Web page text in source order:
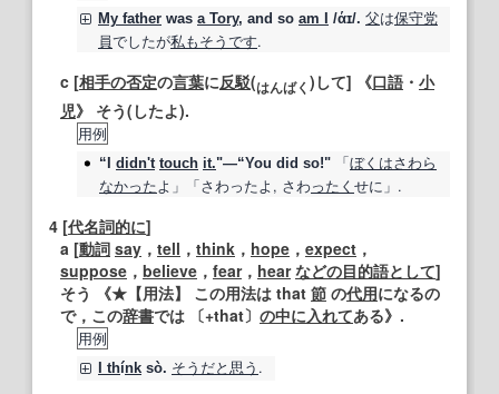
My father was a Tory, and so am I /άɪ/. 父は保守党
員でしたが私もそうです.
c [相手の否定の言葉に反駁(はんばく )して] 《口語 ・ 小
児》 そう(したよ).
用例
“I didn't touch it."—“You did so!" 「ぼくはさわら
なかったよ」「さわったよ, さわったく せに」.
4 [代名詞的に]
a [動詞 say ， tell ， think ， hope ， expect ，
suppose ， believe ， fear， hear などの目的語として]
そう 《★ 【用法】 この用法は that 節 の代用になるの
で，この辞書では 〔+that〕 の中に 入れてある》.
用例
I thínk sò. そうだと思う .